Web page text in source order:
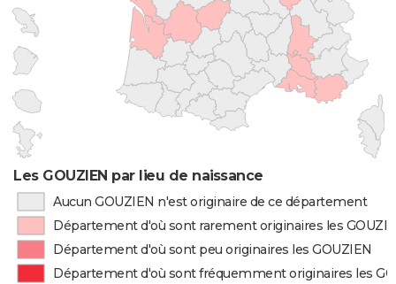
Les GOUZIEN par lieu de naissance
Aucun GOUZIEN n'est originaire de ce département
Département d'où sont rarement originaires les
Département d'où sont peu originaires les GOUZIEN
Département d'où sont fréquemment originaires les